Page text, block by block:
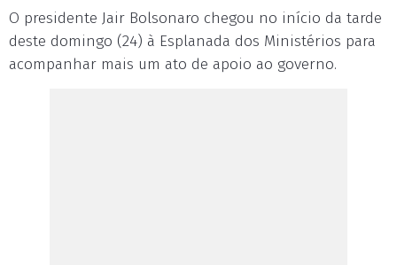
O presidente Jair Bolsonaro chegou no início da tarde
deste domingo (24) à Esplanada dos Ministérios para
acompanhar mais um ato de apoio ao governo.